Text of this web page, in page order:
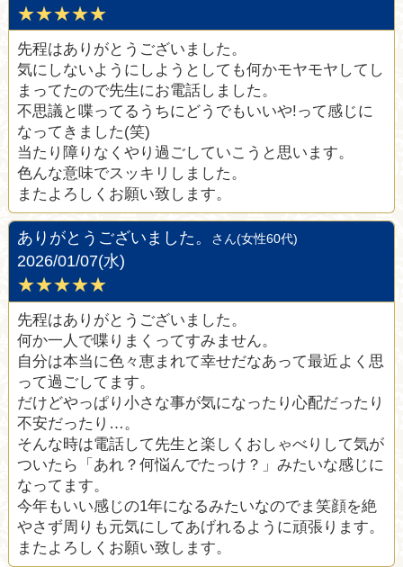
★★★★★
先程はありがとうございました。
気にしないようにしようとしても何かモヤモヤしてし
まってたので先生にお電話しました。
不思議と喋ってるうちにどうでもいいや!って感じに
なってきました(笑)
当たり障りなくやり過ごしていこうと思います。
色んな意味でスッキリしました。
またよろしくお願い致します。
ありがとうございました。 さん(女性60代)
2026/01/07(水)
★★★★★
先程はありがとうございました。
何か一人で喋りまくってすみません。
自分は本当に色々恵まれて幸せだなあって最近よく思
って過ごしてます。
だけどやっぱり小さな事が気になったり心配だったり
不安だったり…。
そんな時は電話して先生と楽しくおしゃべりして気が
ついたら「あれ？何悩んでたっけ？」みたいな感じに
なってます。
今年もいい感じの1年になるみたいなのでま笑顔を絶
やさず周りも元気にしてあげれるように頑張ります。
またよろしくお願い致します。